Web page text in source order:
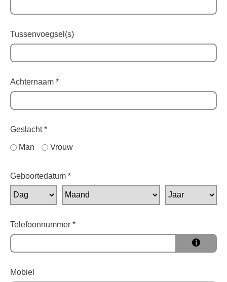
Tussenvoegsel(s)
Achternaam *
Geslacht*
Geslacht
Man Vrouw
Geboortedatum *
Geboortedatum
Telefoonnummer *
Info
Vul
Mobiel